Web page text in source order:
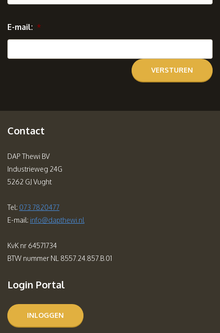
E-mail: *
Contact
DAP Thewi BV
Industrieweg 24G
5262 GJ Vught
Tel: 073 7820477
E-mail: info@dapthewi.nl
KvK nr 64571734
BTW nummer NL 8557.24.857.B.01
Login Portal
INLOGGEN